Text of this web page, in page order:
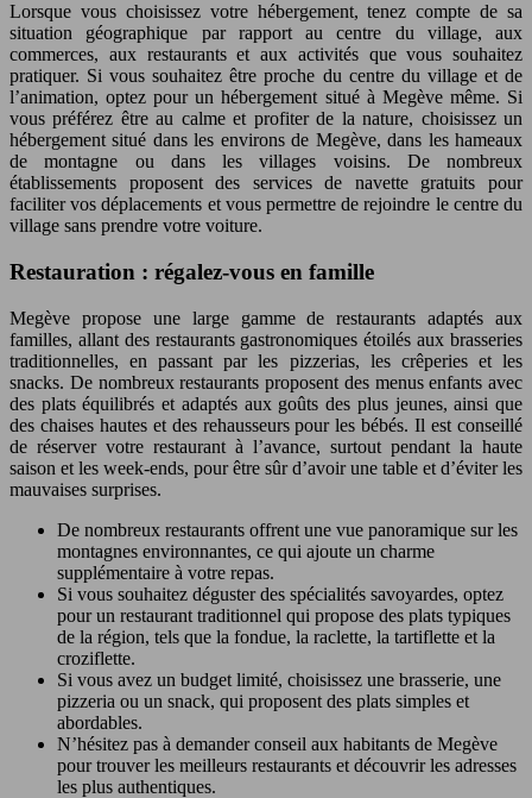
Lorsque vous choisissez votre hébergement, tenez compte de sa
situation géographique par rapport au centre du village, aux
commerces, aux restaurants et aux activités que vous souhaitez
pratiquer. Si vous souhaitez être proche du centre du village et de
l’animation, optez pour un hébergement situé à Megève même. Si
vous préférez être au calme et profiter de la nature, choisissez un
hébergement situé dans les environs de Megève, dans les hameaux
de montagne ou dans les villages voisins. De nombreux
établissements proposent des services de navette gratuits pour
faciliter vos déplacements et vous permettre de rejoindre le centre du
village sans prendre votre voiture.
Restauration : régalez-vous en famille
Megève propose une large gamme de restaurants adaptés aux
familles, allant des restaurants gastronomiques étoilés aux brasseries
traditionnelles, en passant par les pizzerias, les crêperies et les
snacks. De nombreux restaurants proposent des menus enfants avec
des plats équilibrés et adaptés aux goûts des plus jeunes, ainsi que
des chaises hautes et des rehausseurs pour les bébés. Il est conseillé
de réserver votre restaurant à l’avance, surtout pendant la haute
saison et les week-ends, pour être sûr d’avoir une table et d’éviter les
mauvaises surprises.
De nombreux restaurants offrent une vue panoramique sur les
montagnes environnantes, ce qui ajoute un charme
supplémentaire à votre repas.
Si vous souhaitez déguster des spécialités savoyardes, optez
pour un restaurant traditionnel qui propose des plats typiques
de la région, tels que la fondue, la raclette, la tartiflette et la
croziflette.
Si vous avez un budget limité, choisissez une brasserie, une
pizzeria ou un snack, qui proposent des plats simples et
abordables.
N’hésitez pas à demander conseil aux habitants de Megève
pour trouver les meilleurs restaurants et découvrir les adresses
les plus authentiques.